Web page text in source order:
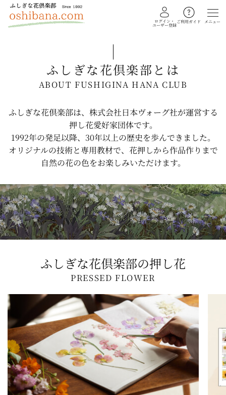
ログイン・
ユーザー登録
ご利用ガイド メニュー
教室を探す
会員注文フォーム
押し花・植物標本
ふしぎな花倶楽部
私の花生活
ふしぎな花倶楽部とは
ABOUT FUSHIGINA HANA CLUB
ふしぎな花倶楽部は、株式会社日本ヴォーグ社が運営する
押し花愛好家団体です。
1992年の発足以降、30年以上の歴史を歩んできました。
オリジナルの技術と専用教材で、花押しから作品作りまで
自然の花の色をお楽しみいただけます。
ふしぎな花倶楽部の押し花
PRESSED FLOWER